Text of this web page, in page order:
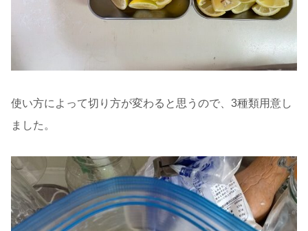
使い方によって切り方が変わると思うので、3種類用意し
ました。